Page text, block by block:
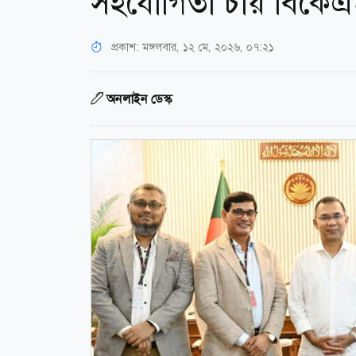
প্রকাশ:মঙ্গলবার, ১২ মে, ২০২৬, ০৭:২১
অনলাইন ডেস্ক